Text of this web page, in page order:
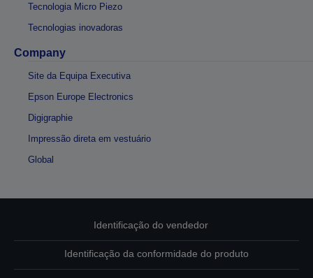
Tecnologia Micro Piezo
Tecnologias inovadoras
Company
Site da Equipa Executiva
Epson Europe Electronics
Digigraphie
Impressão direta em vestuário
Global
Identificação do vendedor
Identificação da conformidade do produto